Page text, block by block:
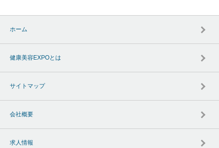
ホーム
健康美容EXPOとは
サイトマップ
会社概要
求人情報